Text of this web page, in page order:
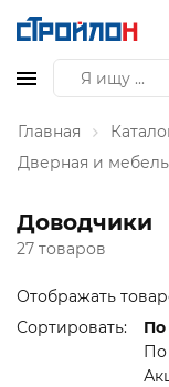
Главная
Дверная и
Доводчики
27 товаров
Отображать
Сортировать:
По
По